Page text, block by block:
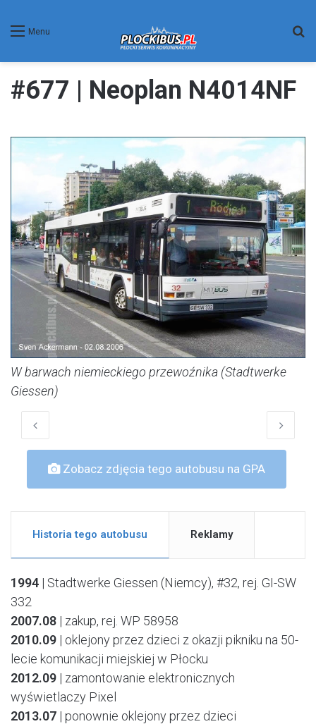
Menu
#677 | Neoplan N4014NF
W barwach niemieckiego przewoźnika (Stadtwerke
Giessen)
Zobacz zdjęcia tego autobusu na GPA
Historia tego autobusu Reklamy
1994 | Stadtwerke Giessen (Niemcy), #32, rej. GI-SW
332
2007.08 | zakup, rej. WP 58958
2010.09 | oklejony przez dzieci z okazji pikniku na 50-
lecie komunikacji miejskiej w Płocku
2012.09 | zamontowanie elektronicznych
wyświetlaczy Pixel
2013.07 | ponownie oklejony przez dzieci